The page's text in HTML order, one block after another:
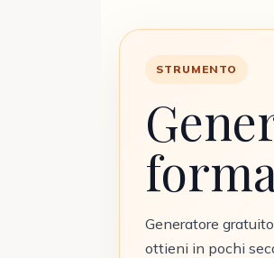
STRUMENTO
Generatore
ottieni in pochi